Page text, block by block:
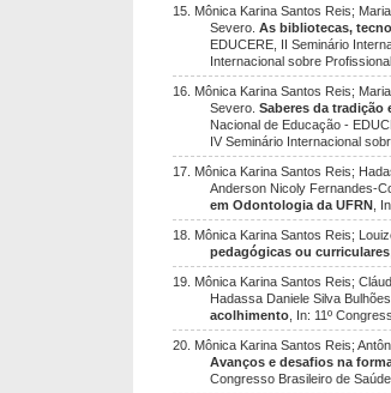
15. Mônica Karina Santos Reis;
Severo.As bibliotecas,
EDUCERE, II Seminário
Internacional sobre
16. Mônica Karina Santos Reis;
Severo.Saberes da
Nacional de Educação -
IV Seminário Internacional
17. Mônica Karina Santos Reis;
Anderson Nicoly Fernandes-
em Odontologia da UFRN ,
18. Mônica Karina Santos Reis;
pedagógicas ou curriculares
19. Mônica Karina Santos Reis;
Hadassa Daniele Silva
acolhimento , In: 11º
20. Mônica Karina Santos Reis;
Avanços e desafios na
Congresso Brasileiro de